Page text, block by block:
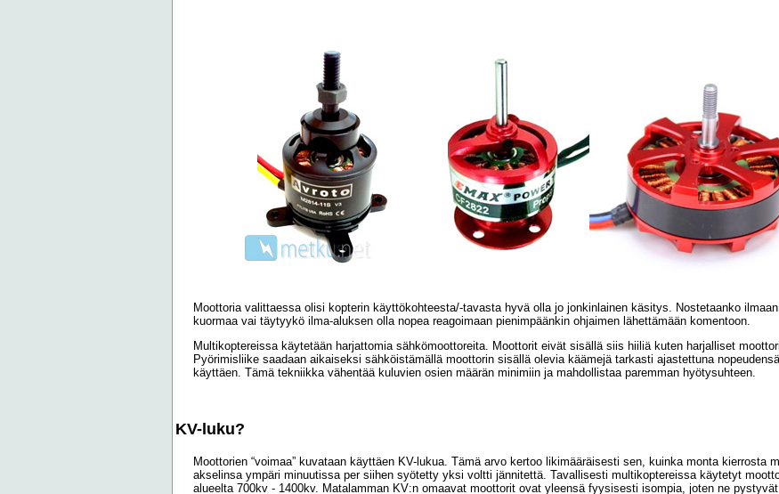
Moottoria valittaessa olisi kopterin käyttökohteesta/-tavasta hyvä olla jo jonkinlainen käsitys. Nostetaanko
kuormaa vai täytyykö ilma-aluksen olla nopea reagoimaan pienimpäänkin ohjaimen lähettämään komentoon.
Multikoptereissa käytetään harjattomia sähkömoottoreita. Moottorit eivät sisällä siis hiiliä kuten harjalliset
Pyörimisliike saadaan aikaiseksi sähköistämällä moottorin sisällä olevia käämejä tarkasti ajastettuna
käyttäen. Tämä tekniikka vähentää kuluvien osien määrän minimiin ja mahdollistaa paremman hyötysuhteen.
KV-luku?
Moottorien “voimaa” kuvataan käyttäen KV-lukua. Tämä arvo kertoo likimääräisesti sen, kuinka monta kierrosta
akselinsa ympäri minuutissa per siihen syötetty yksi voltti jännitettä. Tavallisesti multikoptereissa käytetyt
alueelta 700kv - 1400kv. Matalamman KV:n omaavat moottorit ovat yleensä fyysisesti isompia, joten ne